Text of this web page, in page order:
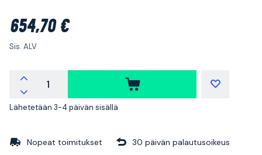
654,70 €
Sis. ALV
Lähetetään 3-4 päivän sisällä
Nopeat toimitukset 30 päivän palautusoikeus